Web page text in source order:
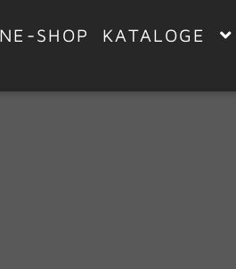
SHOP KATALOGE